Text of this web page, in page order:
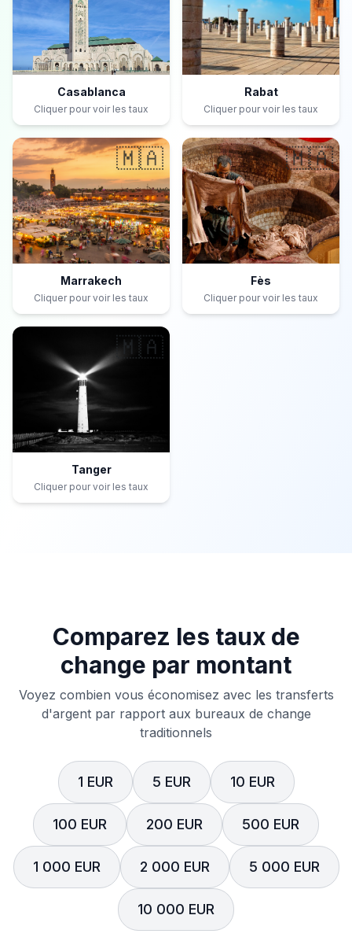
Casablanca
Cliquer pour voir les taux
Rabat
Cliquer pour voir les taux
🇲🇦
Marrakech
Cliquer pour voir les taux
🇲🇦
Fès
Cliquer pour voir les taux
🇲🇦
Tanger
Cliquer pour voir les taux
Comparez les taux de
change par montant
Voyez combien vous économisez avec les transferts
d'argent par rapport aux bureaux de change
traditionnels
1 EUR 5 EUR 10 EUR
100 EUR 200 EUR 500 EUR
1 000 EUR 2 000 EUR 5 000 EUR
10 000 EUR